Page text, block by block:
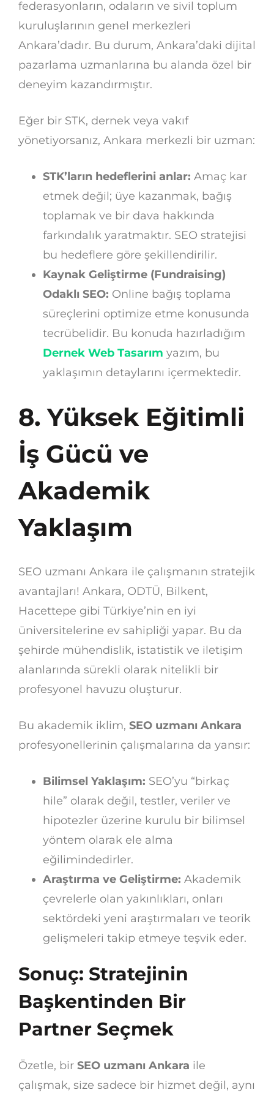
federasyonların, odaların ve sivil toplum
kuruluşlarının genel merkezleri
Ankara’dadır. Bu durum, Ankara’daki dijital
pazarlama uzmanlarına bu alanda özel bir
deneyim kazandırmıştır.
Eğer bir STK, dernek veya vakıf
yönetiyorsanız, Ankara merkezli bir uzman:
STK’ların hedeflerini anlar: Amaç kar
etmek değil; üye kazanmak, bağış
toplamak ve bir dava hakkında
farkındalık yaratmaktır. SEO stratejisi
bu hedeflere göre şekillendirilir.
Kaynak Geliştirme (Fundraising)
Odaklı SEO: Online bağış toplama
süreçlerini optimize etme konusunda
tecrübelidir. Bu konuda hazırladığım
Dernek Web Tasarım yazım, bu
yaklaşımın detaylarını içermektedir.
8. Yüksek Eğitimli
İş Gücü ve
Akademik
Yaklaşım
SEO uzmanı Ankara ile çalışmanın stratejik
avantajları! Ankara, ODTÜ, Bilkent,
Hacettepe gibi Türkiye’nin en iyi
üniversitelerine ev sahipliği yapar. Bu da
şehirde mühendislik, istatistik ve iletişim
alanlarında sürekli olarak nitelikli bir
profesyonel havuzu oluşturur.
Bu akademik iklim, SEO uzmanı Ankara
profesyonellerinin çalışmalarına da yansır:
Bilimsel Yaklaşım: SEO’yu “birkaç
hile” olarak değil, testler, veriler ve
hipotezler üzerine kurulu bir bilimsel
yöntem olarak ele alma
eğilimindedirler.
Araştırma ve Geliştirme: Akademik
çevrelerle olan yakınlıkları, onları
sektördeki yeni araştırmaları ve teorik
gelişmeleri takip etmeye teşvik eder.
Sonuç: Stratejinin
Başkentinden Bir
Partner Seçmek
Özetle, bir SEO uzmanı Ankara ile
çalışmak, size sadece bir hizmet değil, aynı